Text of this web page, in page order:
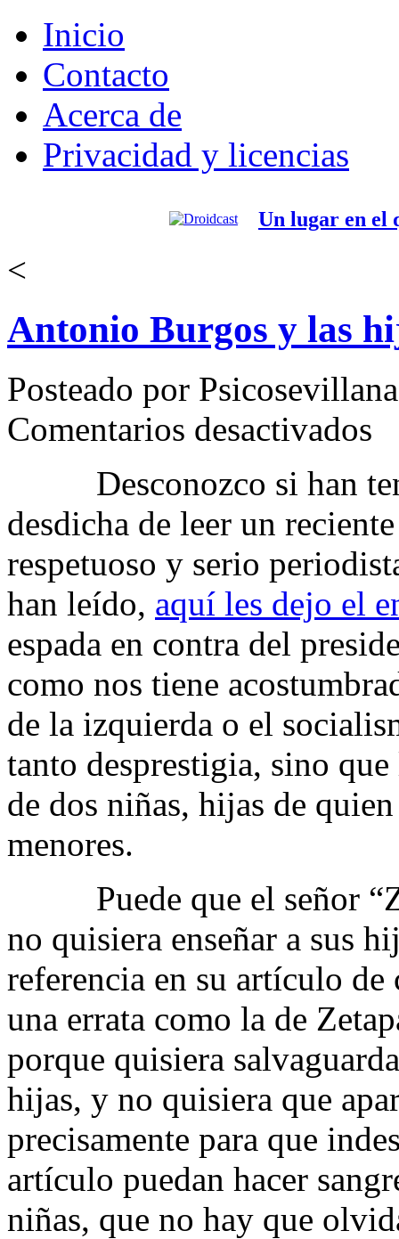
Inicio
Contacto
Acerca de
Privacidad y licencias
Un lugar en el
<
Antonio Burgos y las
Posteado por
Comentarios desactivados
las
hijas
ZP
Desconozco si han
desdicha de leer un
respetuoso y serio
han leído, aquí les dejo el
espada en contra del
como nos tiene
de la izquierda o el
tanto desprestigia, sino
de dos niñas, hijas de
menores.
Puede que el señor
no quisiera enseñar a sus
referencia en su artículo
una errata como la de
porque quisiera
hijas, y no quisiera que
precisamente para que
artículo puedan hacer
niñas, que no hay que